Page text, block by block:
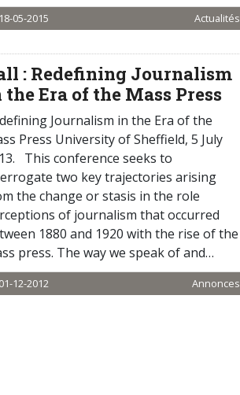
18-05-2015 Actualités
: Redefining Journalism
the Era of the Mass Press
Journalism in the Era of the
Press University of Sheffield, 5 July
This conference seeks to
two key trajectories arising
the change or stasis in the role
of journalism that occurred
1880 and 1920 with the rise of the
press. The way we speak of and…
01-12-2012 Annonces